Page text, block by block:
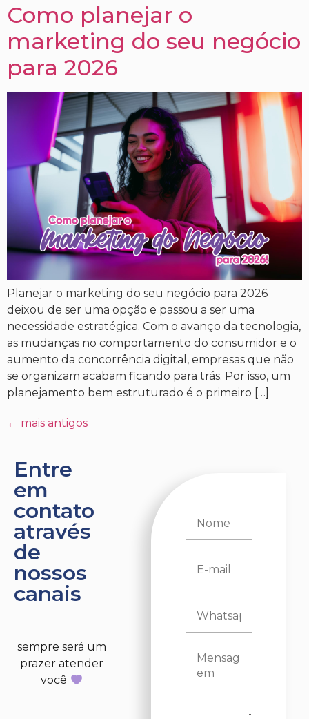
Como planejar o
marketing do seu negócio
para 2026
Planejar o marketing do seu negócio para 2026
deixou de ser uma opção e passou a ser uma
necessidade estratégica. Com o avanço da tecnologia,
as mudanças no comportamento do consumidor e o
aumento da concorrência digital, empresas que não
se organizam acabam ficando para trás. Por isso, um
planejamento bem estruturado é o primeiro […]
← mais antigos
Entre
em
contato
através
de
nossos
canais
sempre será um
prazer atender
você